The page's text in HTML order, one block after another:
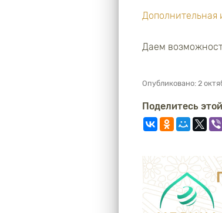
Даем
Опубликовано: 2
Поделитесь